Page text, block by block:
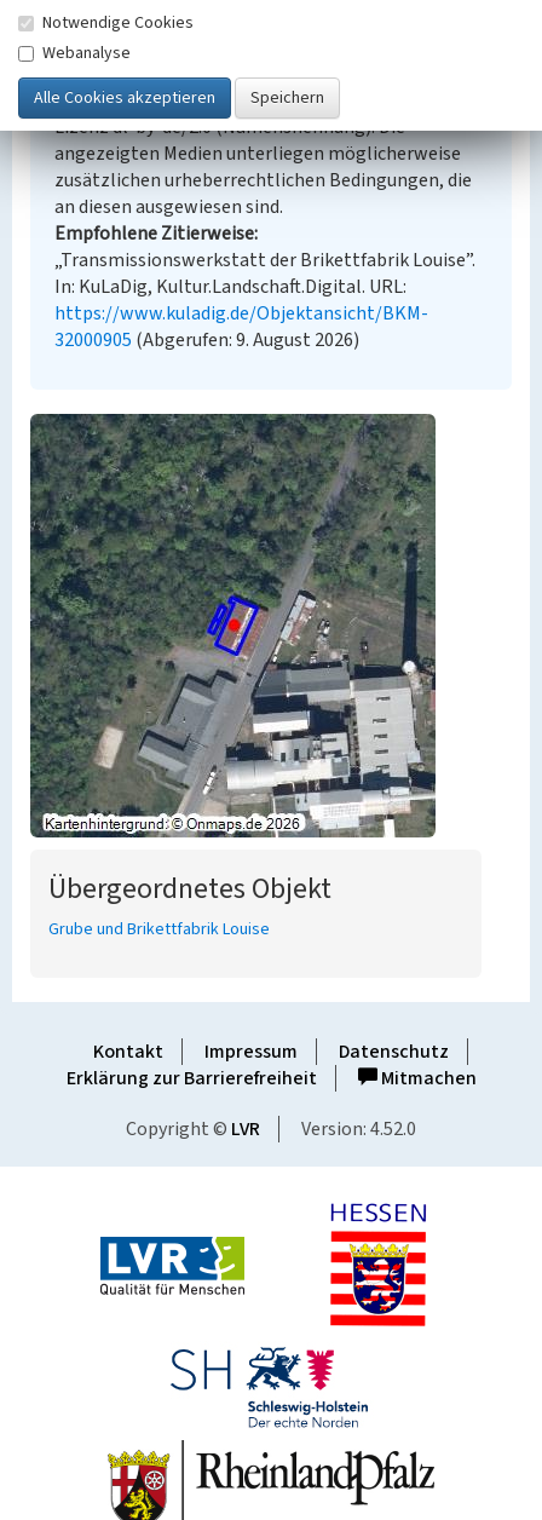
Empfohlene Zitierweise
Urheberrechtlicher Hinweis
Der hier präsentierte Inhalt steht unter der freien
Lizenz dl-by-de/2.0 (Namensnennung). Die
angezeigten Medien unterliegen möglicherweise
zusätzlichen urheberrechtlichen Bedingungen, die
an diesen ausgewiesen sind.
Empfohlene Zitierweise
„Transmissionswerkstatt der Brikettfabrik Louise”.
In: KuLaDig, Kultur.Landschaft.Digital. URL:
https://www.kuladig.de/Objektansicht/BKM-
32000905 (Abgerufen: 9. August 2026)
Übergeordnetes Objekt
Grube und Brikettfabrik Louise
Kontakt Impressum
Datenschutz
Erklärung zur Barrierefreiheit
Mitmachen
Copyright © LVR Version: 4.52.0
Notwendige Cookies
Webanalyse